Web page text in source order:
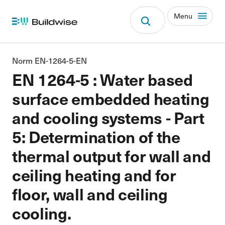
Menu
EN 1264-5 : Water based
surface embedded heating
and cooling systems - Part
5: Determination of the
thermal output for wall and
ceiling heating and for
floor, wall and ceiling
cooling.
Norm EN-1264-5-EN